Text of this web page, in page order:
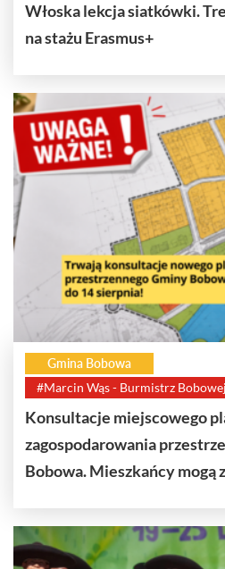
Włoska lekcja siatkówki.
na stażu Erasmus+
Gmina Bobowa
#Marcin Wąs - Burmistrz Bobowej
Konsultacje miejscowego
zagospodarowania
Bobowa. Mieszkańcy mogą